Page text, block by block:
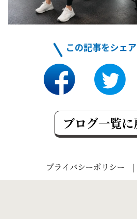
この記事をシェ
ブログ一覧に
プライバシーポリシー |